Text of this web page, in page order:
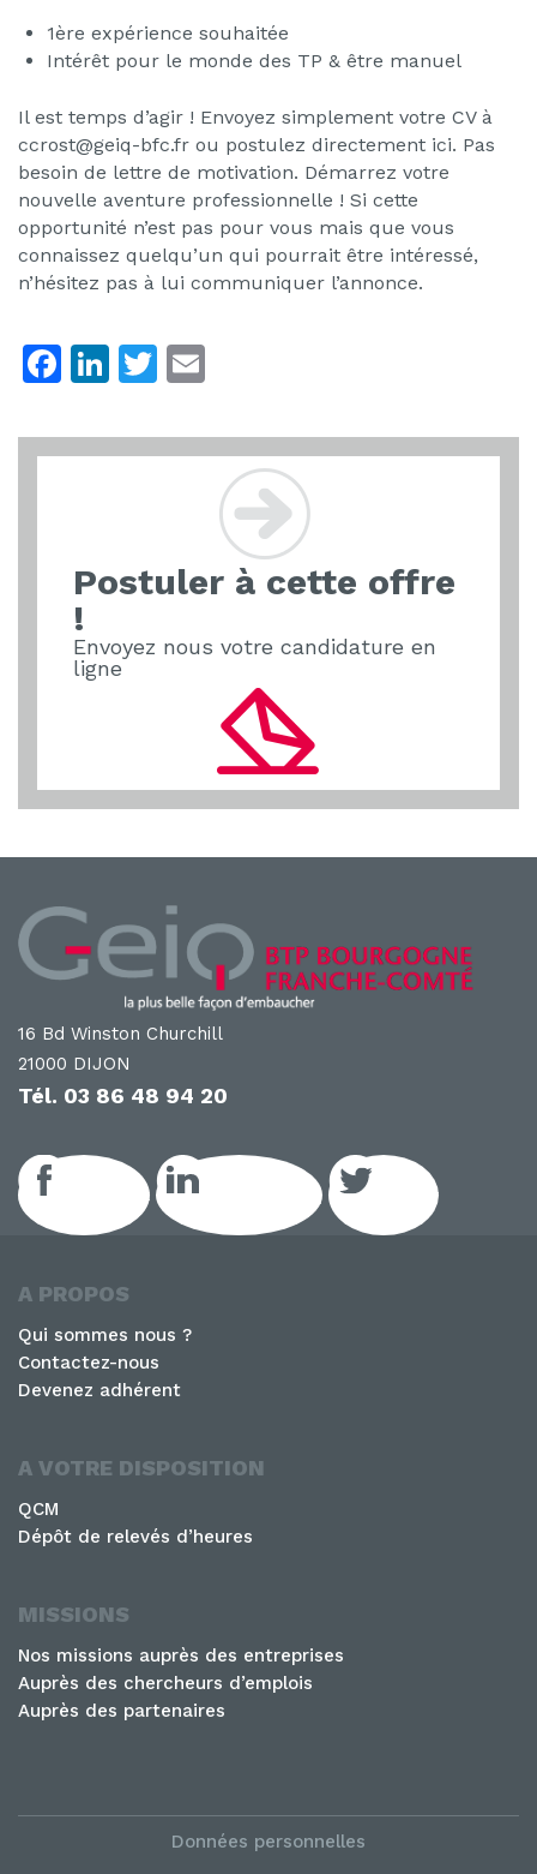
1ère expérience souhaitée
Intérêt pour le monde des TP & être manuel
Il est temps d’agir ! Envoyez simplement votre CV à
ccrost@geiq-bfc.fr ou postulez directement ici. Pas
besoin de lettre de motivation. Démarrez votre
nouvelle aventure professionnelle ! Si cette
opportunité n’est pas pour vous mais que vous
connaissez quelqu’un qui pourrait être intéressé,
n’hésitez pas à lui communiquer l’annonce.
F
c
o
k
Li
k
T
itt ai
Postuler à cette offre
!
Envoyez nous votre candidature en
ligne
16 Bd Winston Churchill
21000 DIJON
Tél. 03 86 48 94 20
Facebook LinkedIn GEIQ Twitter
A PROPOS
Qui sommes nous ?
Contactez-nous
Devenez adhérent
A VOTRE DISPOSITION
QCM
Dépôt de relevés d’heures
MISSIONS
Nos missions auprès des entreprises
Auprès des chercheurs d’emplois
Auprès des partenaires
Données personnelles